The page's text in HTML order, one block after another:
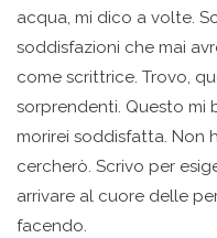
acqua, mi dico a volte.
soddisfazioni che mai
come scrittrice. Trovo,
sorprendenti. Questo mi
morirei soddisfatta. Non
cercherò. Scrivo per
arrivare al cuore delle
facendo.